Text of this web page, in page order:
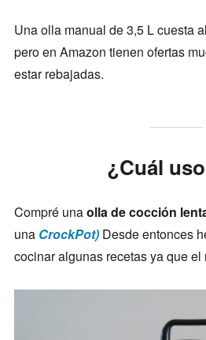
Una olla manual de 3,5 L cuesta
pero en Amazon tienen ofertas
estar rebajadas.
¿Cuál
Compré unaolla de cocción
una CrockPot)Desde entonces
cocinar algunas recetas ya que